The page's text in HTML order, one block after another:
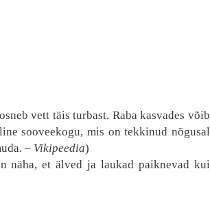
vett täis turbast. Raba kasvades võib
sooveekogu, mis on tekkinud nõgusal
– Vikipeedia)
näha, et älved ja laukad paiknevad kui